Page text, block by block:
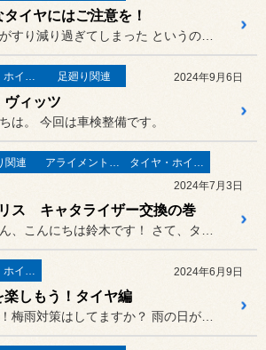
タイヤにはご注意を！
タイヤがすり減り過ぎてしまった というのもありますが
タイヤ・ホイール 足廻り関連 2024年9月6日
ィッツ
は。 今回は車検整備です。
関連 アライメント調整
タイヤ・ホイール
2024年7月3日
ス キャタライザー交換の巻
みなさん、こんにちは鈴木です！ さて、タイトルに書きましたが
タイヤ・ホイール 2024年6月9日
楽しもう！タイヤ編
皆さん！梅雨対策はしてますか？ 雨の日が多くなるこの時期、